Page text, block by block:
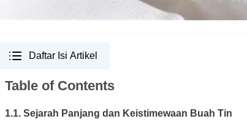
Daftar Isi Artikel
Table of Contents
1.1. Sejarah Panjang dan Keistimewaan Buah Tin